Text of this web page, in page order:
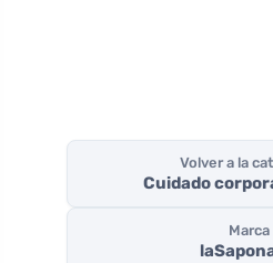
Volver a la
Cuidado
Marca